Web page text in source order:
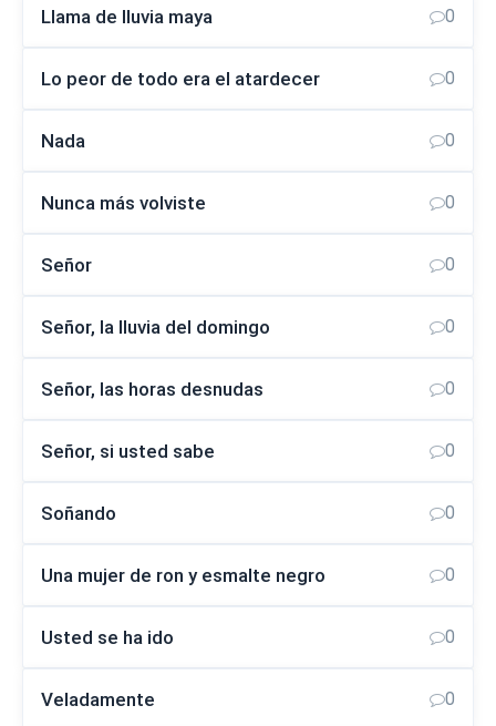
Llama de lluvia maya 0
Lo peor de todo era el atardecer 0
Nada 0
Nunca más volviste 0
Señor 0
Señor, la lluvia del domingo 0
Señor, las horas desnudas 0
Señor, si usted sabe 0
Soñando 0
Una mujer de ron y esmalte negro 0
Usted se ha ido 0
Veladamente 0